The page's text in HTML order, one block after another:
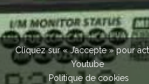
Cliquez sur « J’accepte » pour
Youtube
Politique de cookies